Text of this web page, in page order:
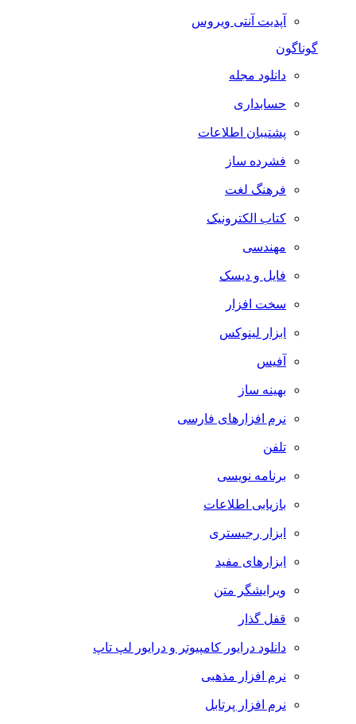
آپدیت آنتی ویروس
گوناگون
دانلود مجله
حسابداری
پشتیبان اطلاعات
فشرده ساز
فرهنگ لغت
کتاب الکترونیک
مهندسی
فایل و دیسک
سخت افزار
ابزار لینوکس
آفیس
بهینه ساز
نرم افزارهای فارسی
تلفن
برنامه نویسی
بازیابی اطلاعات
ابزار رجیستری
ابزارهای مفید
ویرایشگر متن
قفل گذار
دانلود درایور کامپیوتر و درایور لپ تاپ
نرم افزار مذهبی
نرم افزار پرتابل